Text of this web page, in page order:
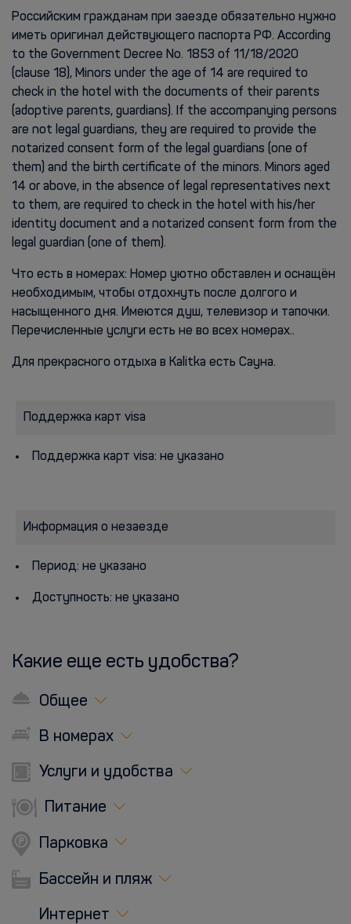
Российским гражданам при заезде обязательно нужно
иметь оригинал действующего паспорта РФ. According
to the Government Decree No. 1853 of 11/18/2020
(clause 18), Minors under the age of 14 are required to
check in the hotel with the documents of their parents
(adoptive parents, guardians). If the accompanying persons
are not legal guardians, they are required to provide the
notarized consent form of the legal guardians (one of
them) and the birth certificate of the minors. Minors aged
14 or above, in the absence of legal representatives next
to them, are required to check in the hotel with his/her
identity document and a notarized consent form from the
legal guardian (one of them).
Что есть в номерах: Номер уютно обставлен и оснащён
необходимым, чтобы отдохнуть после долгого и
насыщенного дня. Имеются душ, телевизор и тапочки.
Перечисленные услуги есть не во всех номерах..
Для прекрасного отдыха в Kalitka есть Сауна.
Поддержка карт visa
Поддержка карт visa: не указано
Информация о незаезде
Период: не указано
Доступность: не указано
Какие еще есть удобства?
Общее
В номерах
Услуги и удобства
Питание
Парковка
Бассейн и пляж
Интернет